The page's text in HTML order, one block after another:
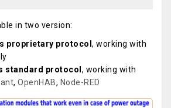
in two version:
proprietary protocol , working with
standard protocol , working with
, OpenHAB, Node-RED